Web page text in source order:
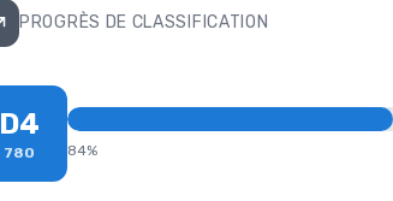
PROGRÈS DE CLASSIFICATION
D4
780 84%